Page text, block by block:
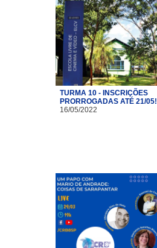
TURMA 10 - INSCRIÇÕES
PRORROGADAS ATÉ 21/05!
16/05/2022